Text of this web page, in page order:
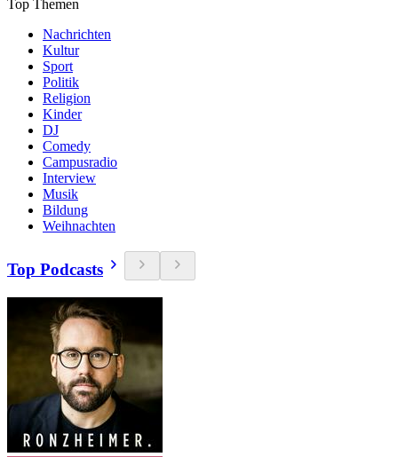
Top Themen
Nachrichten
Kultur
Sport
Politik
Religion
Kinder
DJ
Comedy
Campusradio
Interview
Musik
Bildung
Weihnachten
Top Podcasts